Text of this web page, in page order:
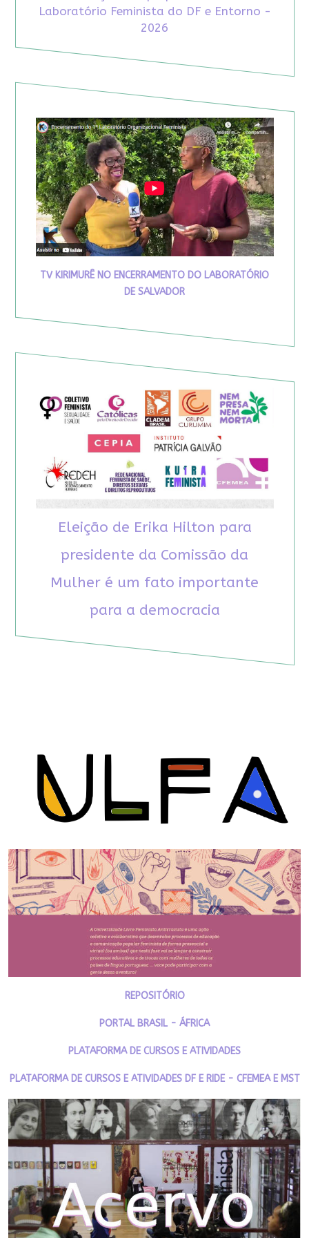
Laboratório Feminista do DF e Entorno -
2026
TV KIRIMURÊ NO ENCERRAMENTO DO LABORATÓRIO
DE SALVADOR
Eleição de Erika Hilton para
presidente da Comissão da
Mulher é um fato importante
para a democracia
REPOSITÓRIO
PORTAL BRASIL - ÁFRICA
PLATAFORMA DE CURSOS E ATIVIDADES
PLATAFORMA DE CURSOS E ATIVIDADES DF E RIDE - CFEMEA E MST